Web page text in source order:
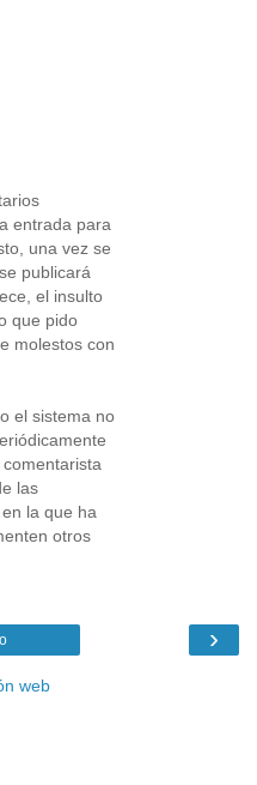
entrada para
una vez se
publicará
el insulto
que pido
molestos con
el sistema no
las
la que ha
otros
›
web